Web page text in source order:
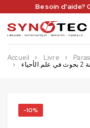
Besoin d'aide?
Accueil Livre
-10%